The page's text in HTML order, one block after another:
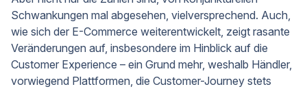
Schwankungen mal abgesehen, vielversprechend. Auch,
wie sich der E-Commerce weiterentwickelt, zeigt rasante
Veränderungen auf, insbesondere im Hinblick auf die
Customer Experience – ein Grund mehr, weshalb Händler,
vorwiegend Plattformen, die Customer-Journey stets